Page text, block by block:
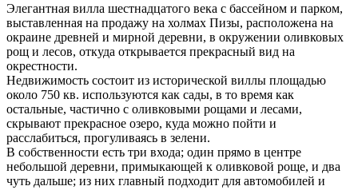
Элегантная вилла шестнадцатого века с бассейном и парком,
выставленная на продажу на холмах Пизы, расположена на
окраине древней и мирной деревни, в окружении оливковых
рощ и лесов, откуда открывается прекрасный вид на
окрестности.
Недвижимость состоит из исторической виллы площадью
около 750 кв. используются как сады, в то время как
остальные, частично с оливковыми рощами и лесами,
скрывают прекрасное озеро, куда можно пойти и
расслабиться, прогуливаясь в зелени.
В собственности есть три входа; один прямо в центре
небольшой деревни, примыкающей к оливковой роще, и два
чуть дальше; из них главный подходит для автомобилей и